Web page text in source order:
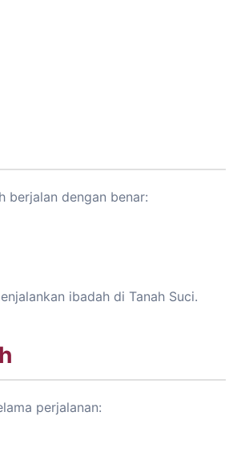
berjalan dengan benar:
ibadah di Tanah Suci.
perjalanan: